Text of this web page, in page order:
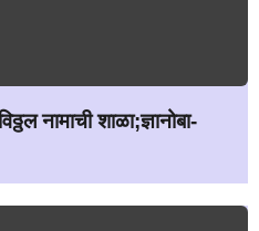
नामाची शाळा;ज्ञानोबा-